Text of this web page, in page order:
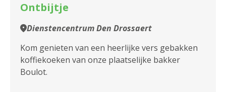
Ontbijtje
Dienstencentrum Den Drossaert
Kom genieten van een heerlijke vers gebakken
koffiekoeken van onze plaatselijke bakker
Boulot.